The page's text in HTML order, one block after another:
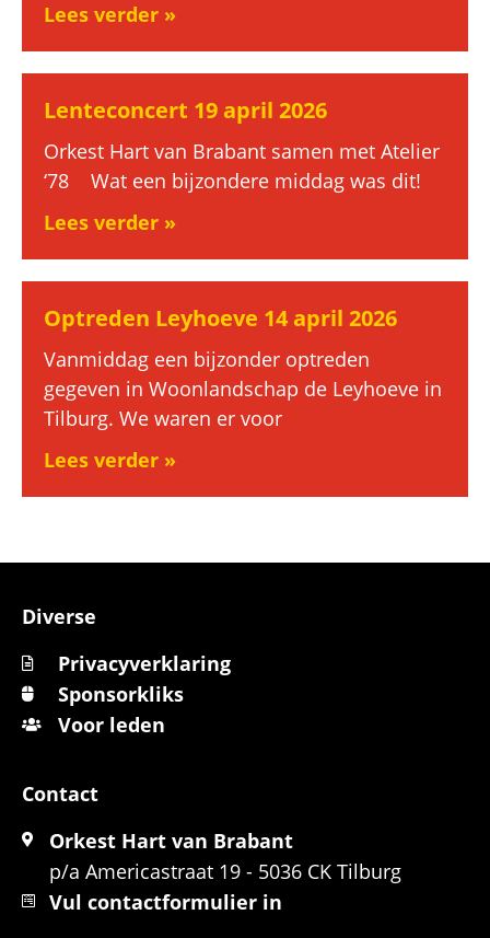
Lees verder »
Lenteconcert 19 april 2026
Orkest Hart van Brabant samen met Atelier
‘78 Wat een bijzondere middag was dit!
Lees verder »
Optreden Leyhoeve 14 april 2026
Vanmiddag een bijzonder optreden
gegeven in Woonlandschap de Leyhoeve in
Tilburg. We waren er voor
Lees verder »
Diverse
Privacyverklaring
Sponsorkliks
Voor leden
Contact
Orkest Hart van Brabant
p/a Americastraat 19 - 5036 CK Tilburg
Vul contactformulier in